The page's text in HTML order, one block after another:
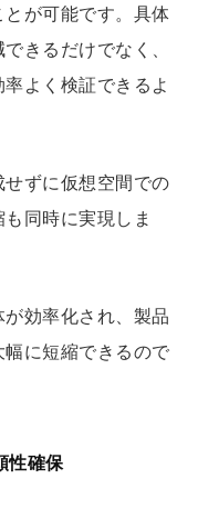
が可能です。具体
きるだけでなく、
よく検証できるよ
ずに仮想空間での
同時に実現しま
効率化され、製品
に短縮できるので
性確保